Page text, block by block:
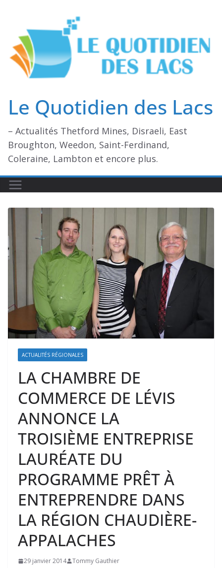
contenu
Le Quotidien des Lacs
– Actualités Thetford Mines, Disraeli, East
Broughton, Weedon, Saint-Ferdinand,
Coleraine, Lambton et encore plus.
ACTUALITÉS RÉGIONALES
LA CHAMBRE DE
COMMERCE DE LÉVIS
ANNONCE LA
TROISIÈME ENTREPRISE
LAURÉATE DU
PROGRAMME PRÊT À
ENTREPRENDRE DANS
LA RÉGION CHAUDIÈRE-
APPALACHES
29 janvier 2014 Tommy Gauthier